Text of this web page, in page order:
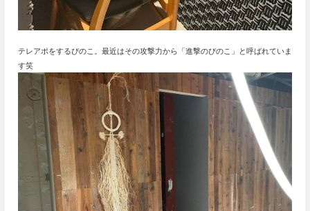
テレアポをするぴのこ。最近はその攻撃力から「進撃のぴのこ」と呼ばれていま
す笑